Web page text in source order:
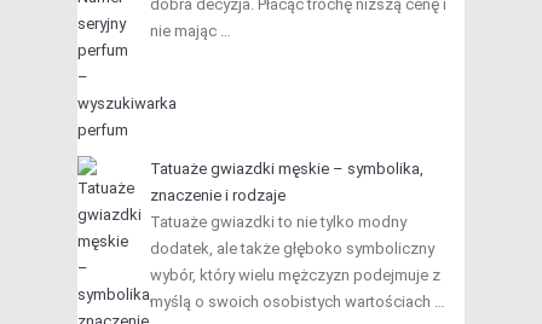
dobra decyzja. Płacąc trochę niższą cenę i
nie mając …
Tatuaże gwiazdki męskie – symbolika,
znaczenie i rodzaje
Tatuaże gwiazdki to nie tylko modny
dodatek, ale także głęboko symboliczny
wybór, który wielu mężczyzn podejmuje z
myślą o swoich osobistych wartościach …